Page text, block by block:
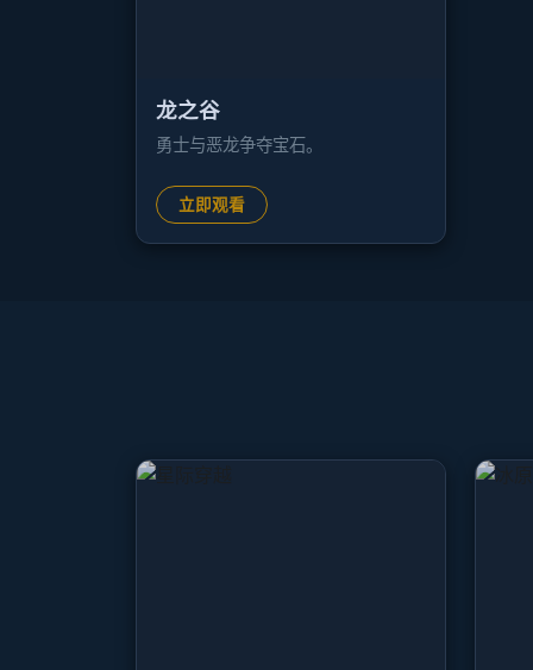
龙之谷
勇士与恶龙争夺宝石。
立即观看